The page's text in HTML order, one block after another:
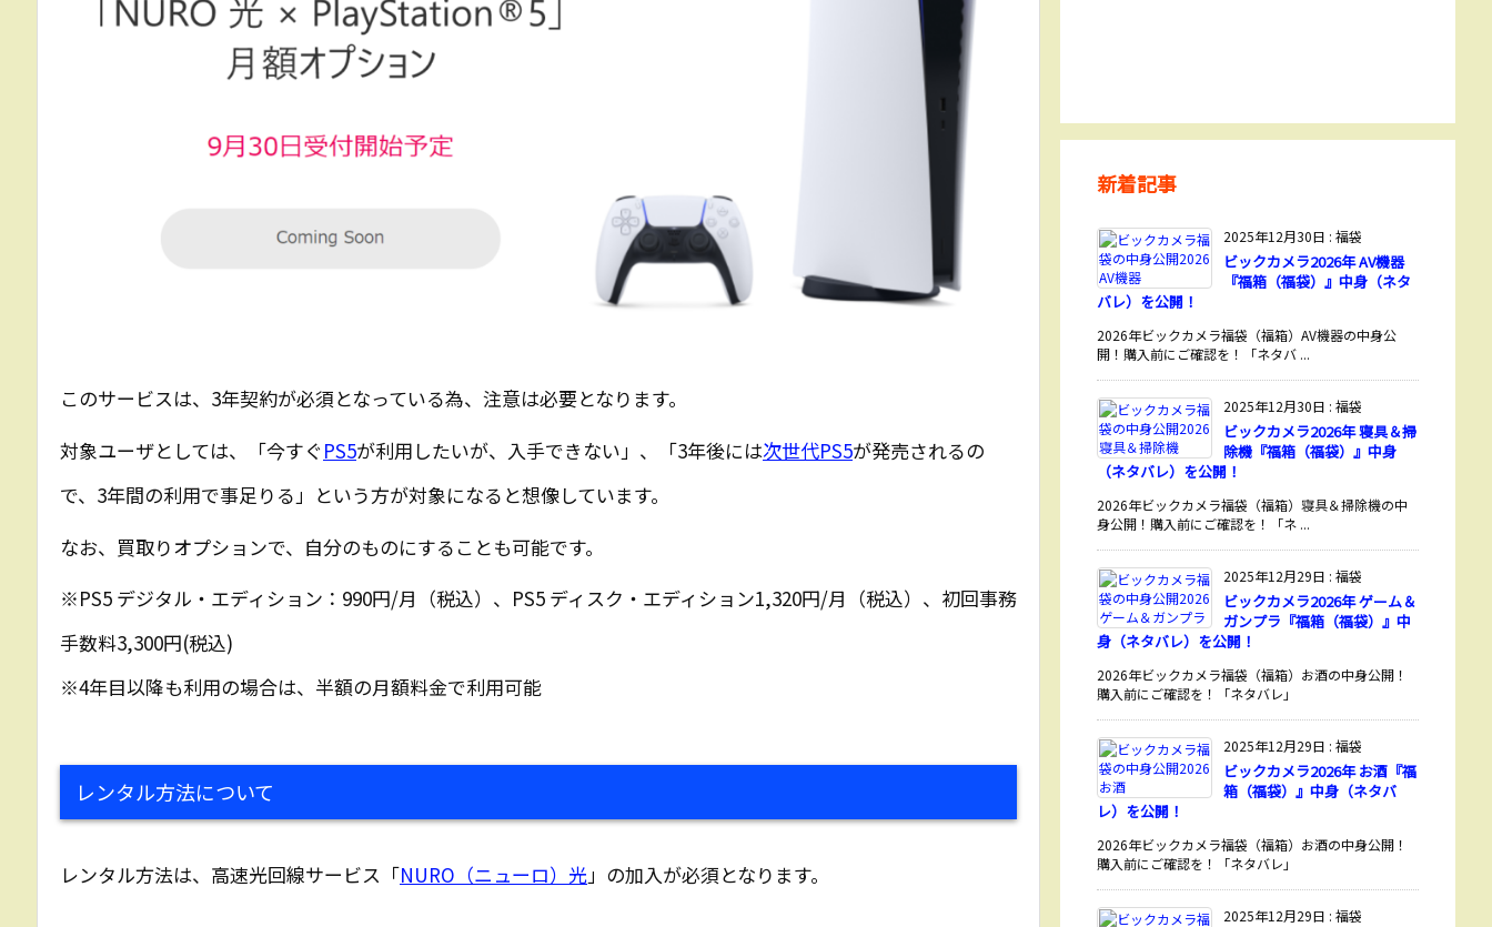
このサービスは、3年契約が必須となっている為、注意は必要となります。
対象ユーザとしては、「今すぐPS5が利用したいが、入手できない」、「3年後には次世代PS5が発売されるの
で、3年間の利用で事足りる」という方が対象になると想像しています。
なお、買取りオプションで、自分のものにすることも可能です。
※PS5 デジタル・エディション：990円/月（税込）、PS5 ディスク・エディション1,320円/月（税込）、初回事務
手数料3,300円(税込)
※4年目以降も利用の場合は、半額の月額料金で利用可能
レンタル方法について
レンタル方法は、高速光回線サービス「NURO（ニューロ）光」の加入が必須となります。
新着記事
2025年12月30日 : 福袋
ビックカメラ2026年 AV機器
『福箱（福袋）』中身（ネタ
バレ）を公開！
2026年ビックカメラ福袋（福箱）AV機器の中身公
開！購入前にご確認を！「ネタバ ...
2025年12月30日 : 福袋
ビックカメラ2026年 寝具＆掃
除機『福箱（福袋）』中身
（ネタバレ）を公開！
2026年ビックカメラ福袋（福箱）寝具＆掃除機の中
身公開！購入前にご確認を！「ネ ...
2025年12月29日 : 福袋
ビックカメラ2026年 ゲーム＆
ガンプラ『福箱（福袋）』中
身（ネタバレ）を公開！
2026年ビックカメラ福袋（福箱）お酒の中身公開！
購入前にご確認を！「ネタバレ」
2025年12月29日 : 福袋
ビックカメラ2026年 お酒『福
箱（福袋）』中身（ネタバ
レ）を公開！
2026年ビックカメラ福袋（福箱）お酒の中身公開！
購入前にご確認を！「ネタバレ」
2025年12月29日 : 福袋